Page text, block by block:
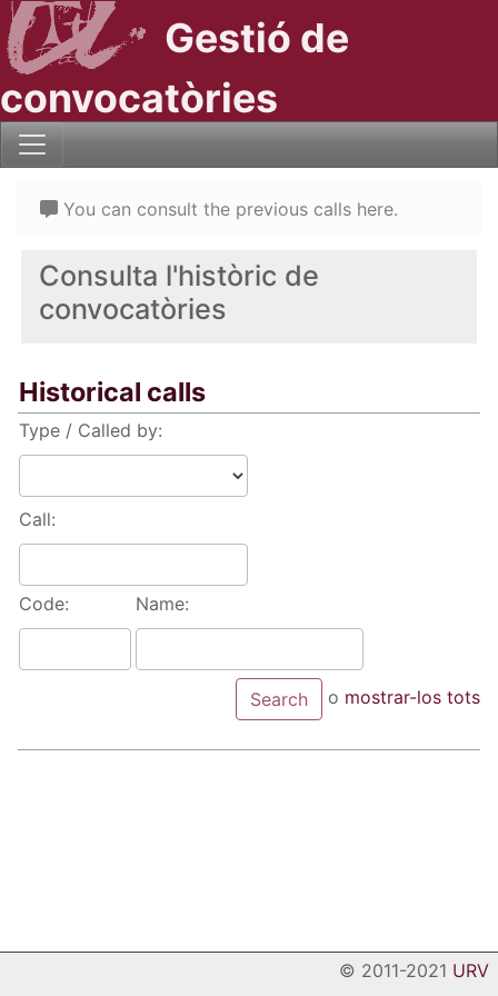
Gestió de
convocatòries
Consulta l'històric de
convocatòries
Historical calls
Type / Called by:
Call:
Code: Name:
o mostrar-los tots
You can consult the previous calls here.
© 2011-2021 URV